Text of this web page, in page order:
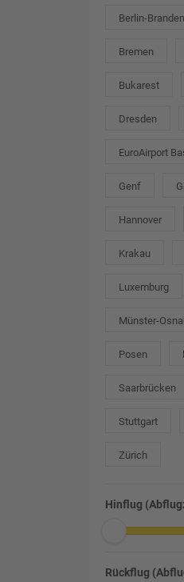
Berlin-
Bremen
Bukarest
Dresden
EuroAirport
Genf
Hannover
Krakau
Luxemburg
Münster-
Posen
Saarbrücken
Stuttgart
Zürich
Hinflug
Rückflug